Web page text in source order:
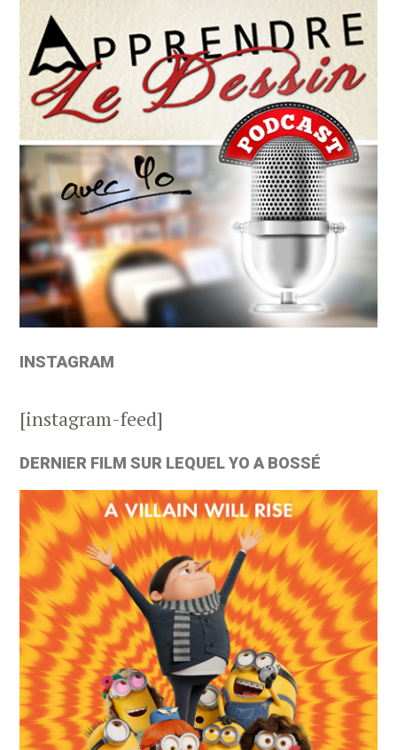
INSTAGRAM
[instagram-feed]
DERNIER FILM SUR LEQUEL YO A BOSSÉ